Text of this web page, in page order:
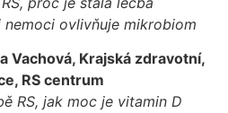
ovlivňuje mikrobiom
Vachová, Krajská zdravotní,
RS centrum
RS, jak moc je vitamin D